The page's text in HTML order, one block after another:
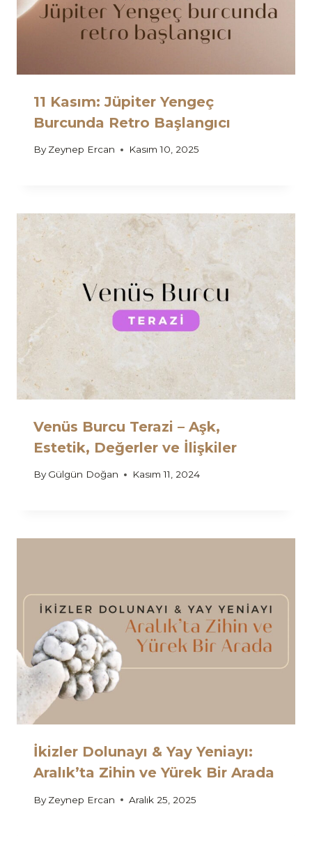
11 Kasım: Jüpiter Yengeç
Burcunda Retro Başlangıcı
By Zeynep Ercan Kasım 10, 2025
Venüs Burcu Terazi – Aşk,
Estetik, Değerler ve İlişkiler
By Gülgün Doğan Kasım 11, 2024
İkizler Dolunayı & Yay Yeniayı:
Aralık’ta Zihin ve Yürek Bir Arada
By Zeynep Ercan Aralık 25, 2025